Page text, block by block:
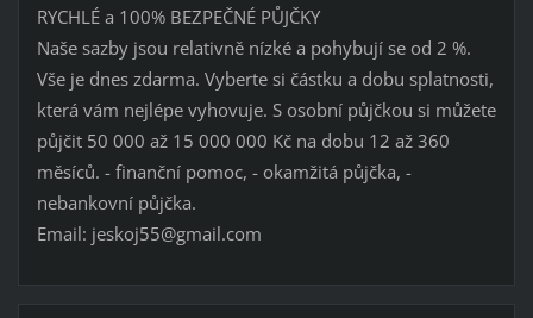
RYCHLÉ a 100% BEZPEČNÉ PŮJČKY
Naše sazby jsou relativně nízké a pohybují se od 2 %.
Vše je dnes zdarma. Vyberte si částku a dobu splatnosti,
která vám nejlépe vyhovuje. S osobní půjčkou si můžete
půjčit 50 000 až 15 000 000 Kč na dobu 12 až 360
měsíců. - finanční pomoc, - okamžitá půjčka, -
nebankovní půjčka.
Email: jeskoj55@gmail.com